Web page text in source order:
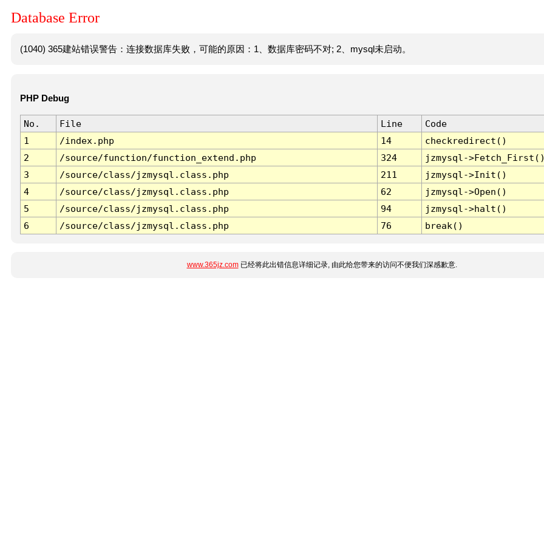
Database Error
(1040) 365建站错误警告：连接数据库失败，可能的原因：1、数据库密码不对; 2、mysql未启动。
PHP Debug
No. File Line
Code
1
/index.php 14
checkredirect()
2
/source/function/function_extend.php 324
jzmysql-
3
/source/class/jzmysql.class.php 211
jzmysql->Init()
4
/source/class/jzmysql.class.php 62
jzmysql->Open()
5
/source/class/jzmysql.class.php 94
jzmysql->halt()
6
/source/class/jzmysql.class.php 76 break()
www.365jz.com已经将此出错信息详细记录, 由此给您带来的访问不便我们深感歉意.